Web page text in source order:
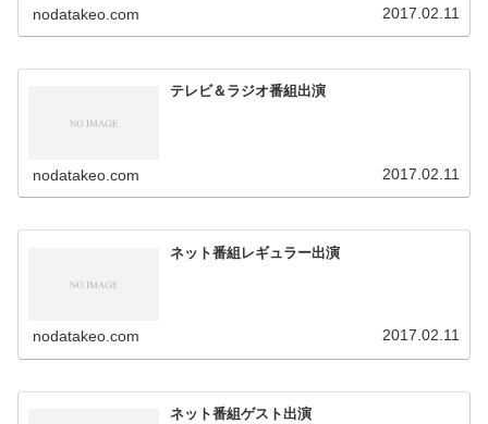
nodatakeo.com 2017.02.11
テレビ＆ラジオ番組出演
nodatakeo.com 2017.02.11
ネット番組レギュラー出演
nodatakeo.com 2017.02.11
ネット番組ゲスト出演